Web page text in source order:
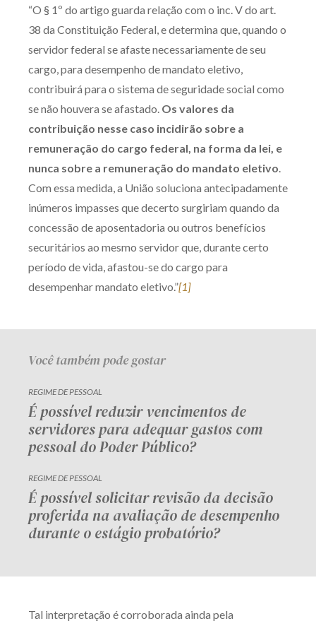
“O § 1º do artigo guarda relação com o inc. V do art.
38 da Constituição Federal, e determina que, quando o
servidor federal se afaste necessariamente de seu
cargo, para desempenho de mandato eletivo,
contribuirá para o sistema de seguridade social como
se não houvera se afastado. Os valores da
contribuição nesse caso incidirão sobre a
remuneração do cargo federal, na forma da lei, e
nunca sobre a remuneração do mandato eletivo.
Com essa medida, a União soluciona antecipadamente
inúmeros impasses que decerto surgiriam quando da
concessão de aposentadoria ou outros benefícios
securitários ao mesmo servidor que, durante certo
período de vida, afastou-se do cargo para
desempenhar mandato eletivo.”[1]
Você também pode gostar
REGIME DE PESSOAL
É possível reduzir vencimentos de
servidores para adequar gastos com
pessoal do Poder Público?
REGIME DE PESSOAL
É possível solicitar revisão da decisão
proferida na avaliação de desempenho
durante o estágio probatório?
Tal interpretação é corroborada ainda pela